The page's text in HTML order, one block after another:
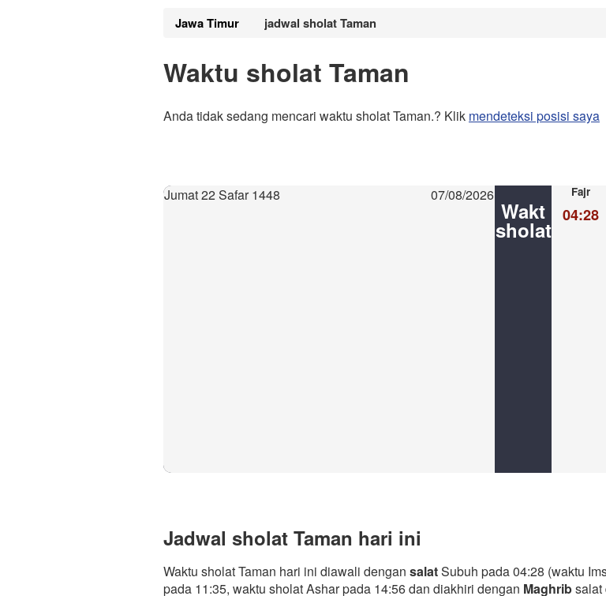
Jawa Timur jadwal sholat Taman
Waktu sholat Taman
Anda tidak sedang mencari waktu sholat Taman.? Klik mendeteksi posisi saya
Jumat 22 Safar 1448 07/08/2026
Wakt
sholat
Fajr
04:28
Jadwal sholat Taman hari ini
Waktu sholat Taman hari ini diawali dengan salatSubuh pada 04:28 (waktu
pada 11:35, waktu sholat Ashar pada 14:56 dan diakhiri dengan Maghribsalat